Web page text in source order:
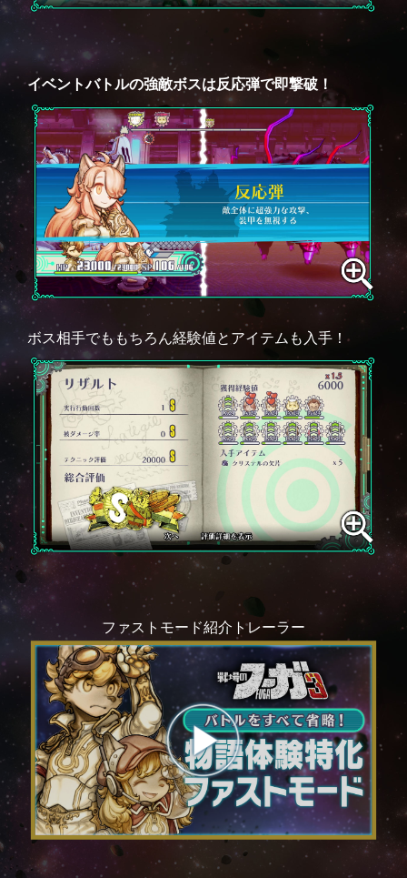
イベントバトルの強敵ボスは反応弾で即撃破！
ボス相手でももちろん経験値とアイテムも入手！
ファストモード紹介トレーラー